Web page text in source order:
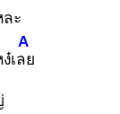
ะ
เลย
A